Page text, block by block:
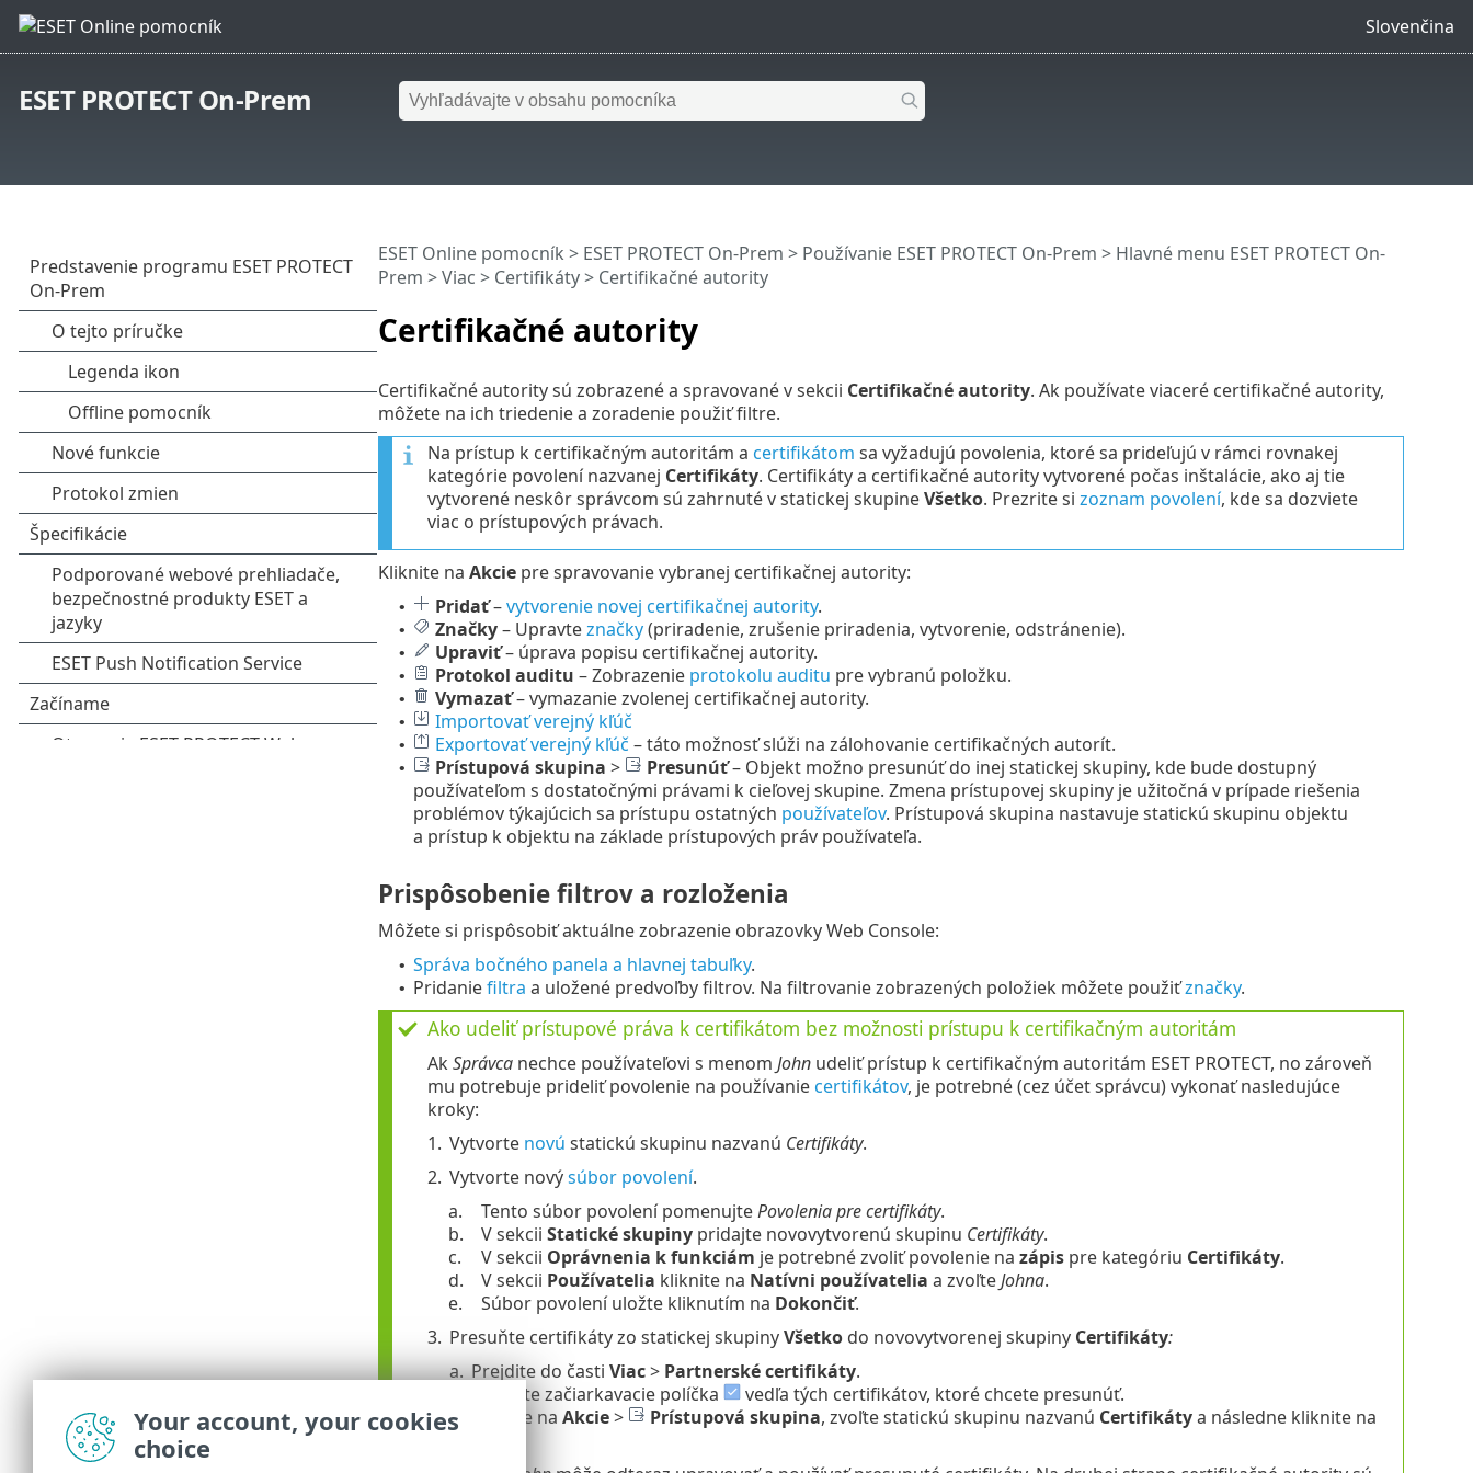
Slovenčina
ESET PROTECT On-Prem
Certifikačné autority
ESET Online pomocník > ESET PROTECT On-Prem > Používanie ESET PROTECT On-Prem > Hlavné menu ESET PROTECT On-
Prem >Viac > Certifikáty> Certifikačné autority
Certifikačné autority sú zobrazené a spravované v sekcii Certifikačné autority. Ak používate viaceré certifikačné autority,
môžete na ich triedenie a zoradenie použiť filtre.
Na prístup k certifikačným autoritám a certifikátom sa vyžadujú povolenia, ktoré sa prideľujú v rámci rovnakej
kategórie povolení nazvanej Certifikáty. Certifikáty a certifikačné autority vytvorené počas inštalácie, ako aj tie
vytvorené neskôr správcom sú zahrnuté v statickej skupineVšetko. Prezrite si zoznam povolení, kde sa dozviete
viac o prístupových právach.
Kliknite na Akciepre spravovanie vybranej certifikačnej autority:
• Pridať–vytvorenie novej certifikačnej autority.
• Značky– Upravteznačky(priradenie, zrušenie priradenia, vytvorenie, odstránenie).
• Upraviť– úprava popisu certifikačnej autority.
• Protokol auditu –Zobrazenie protokolu auditu pre vybranú položku.
• Vymazať– vymazanie zvolenej certifikačnej autority.
• Importovať verejný kľúč
• Exportovať verejný kľúč – táto možnosť slúži na zálohovanie certifikačných autorít.
• Prístupová skupina > Presunúť– Objekt možno presunúť do inej statickej skupiny, kde bude dostupný
používateľom s dostatočnými právami k cieľovej skupine. Zmena prístupovej skupiny je užitočná v prípade riešenia
problémov týkajúcich sa prístupu ostatných používateľov. Prístupová skupina nastavuje statickú skupinu objektu
a prístup k objektu na základe prístupových práv používateľa.
Prispôsobenie filtrov a rozloženia
Môžete si prispôsobiť aktuálne zobrazenie obrazovky Web Console:
• Správa bočného panela a hlavnej tabuľky.
• Pridaniefiltra a uložené predvoľby filtrov. Na filtrovanie zobrazených položiek môžete použiťznačky.
Ako udeliť prístupové práva k certifikátom bez možnosti prístupu k certifikačným autoritám
Ak Správcanechce používateľovi s menom Johnudeliť prístup k certifikačným autoritám ESET PROTECT, no zároveň
mu potrebuje prideliť povolenie na používaniecertifikátov, je potrebné (cez účet správcu) vykonať nasledujúce
kroky:
1. Vytvorte novú statickú skupinu nazvanú Certifikáty.
2. Vytvorte novýsúbor povolení.
a.
Tento súbor povolení pomenujtePovolenia pre certifikáty.
b.
V sekcii Statické skupinypridajte novovytvorenú skupinu Certifikáty.
c.
V sekcii Oprávnenia k funkciám je potrebné zvoliť povolenie na zápispre kategóriu Certifikáty.
d.
V sekcii Používatelia kliknite na Natívni používatelia a zvoľteJohna.
e.
Súbor povolení uložte kliknutím na Dokončiť.
3. Presuňte certifikáty zo statickej skupinyVšetkodo novovytvorenej skupiny Certifikáty:
a. Prejdite do časti Viac> Partnerské certifikáty.
Označte začiarkavacie políčka
vedľa tých certifikátov, ktoré chcete presunúť.
c.
Kliknite na Akcie> Prístupová skupina, zvoľte statickú skupinu nazvanú Certifikátya následne kliknite na
Your account, your cookies
choice